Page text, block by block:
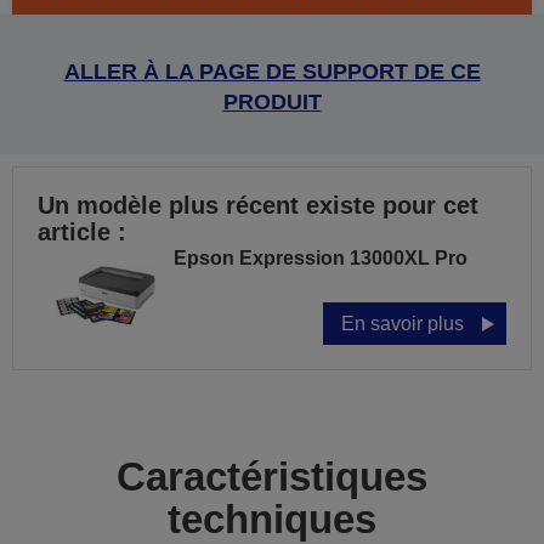
ALLER À LA PAGE DE SUPPORT DE CE
PRODUIT
Un modèle plus récent existe pour cet
article :
Epson Expression 13000XL Pro
En savoir plus
Caractéristiques
techniques